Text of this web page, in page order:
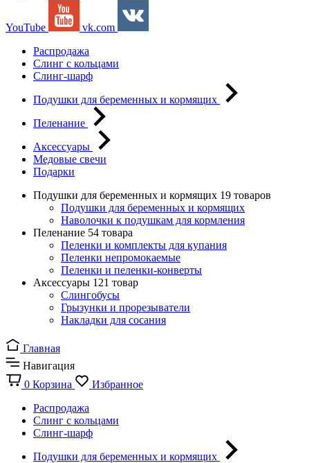
YouTube
vk.com
Распродажа
Слинг с кольцами
Слинг-шарф
Подушки для беременных и кормящих
Пеленание
Аксессуары
Медовые свечи
Подарки
Подушки для беременных и кормящих 19 товаров
Подушки для беременных и кормящих
Наволочки к подушкам для кормления
Пеленание 54 товара
Пеленки и комплекты для купания
Пеленки непромокаемые
Пеленки и пеленки-конверты
Аксессуары 121 товар
Слингобусы
Грызунки и прорезыватели
Накладки для сосания
Главная
Навигация
0 Корзина
Избранное
Распродажа
Слинг с кольцами
Слинг-шарф
Подушки для беременных и кормящих